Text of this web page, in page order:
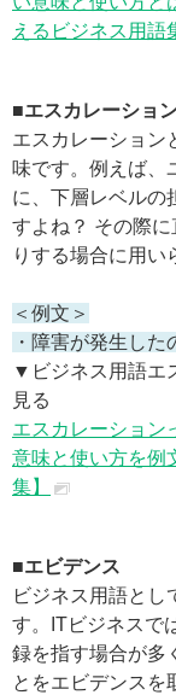
えるビジネス用語
■エスカレーショ
エスカレーション
味です。例えば、
に、下層レベルの
すよね？ その際
りする場合に用い
＜例文＞
・障害が発生した
▼ビジネス用語エ
見る
エスカレーション
意味と使い方を例
集】
■エビデンス
ビジネス用語とし
す。ITビジネスで
録を指す場合が多
とをエビデンスを